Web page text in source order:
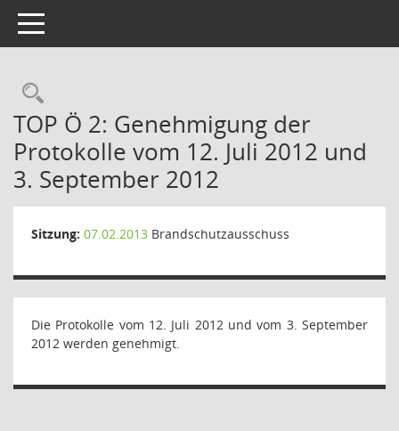
Toggle navigation
Rechercheauswahl
TOP Ö 2: Genehmigung der
Protokolle vom 12. Juli 2012 und
3. September 2012
Sitzung: 07.02.2013 Brandschutzausschuss
Die Protokolle vom 12. Juli 2012 und vom 3. September
2012 werden genehmigt.